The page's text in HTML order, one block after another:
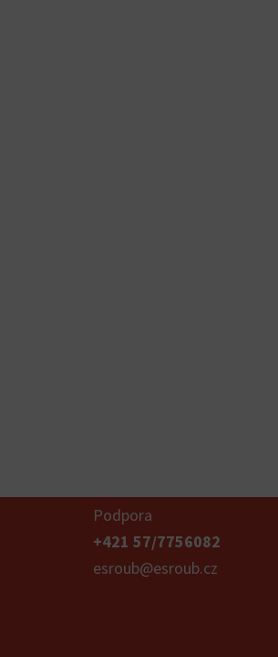
Podpora
+421 57/7756082
esroub@esroub.cz